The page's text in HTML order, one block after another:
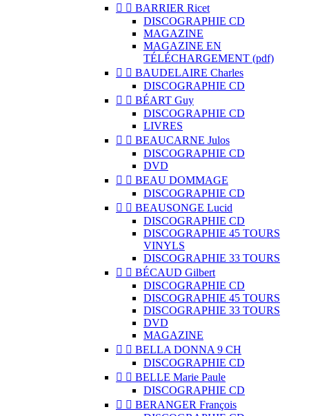
  BARRIER Ricet
DISCOGRAPHIE CD
MAGAZINE
MAGAZINE EN
TÉLÉCHARGEMENT (pdf)
  BAUDELAIRE Charles
DISCOGRAPHIE CD
  BÉART Guy
DISCOGRAPHIE CD
LIVRES
  BEAUCARNE Julos
DISCOGRAPHIE CD
DVD
  BEAU DOMMAGE
DISCOGRAPHIE CD
  BEAUSONGE Lucid
DISCOGRAPHIE CD
DISCOGRAPHIE 45 TOURS
VINYLS
DISCOGRAPHIE 33 TOURS
  BÉCAUD Gilbert
DISCOGRAPHIE CD
DISCOGRAPHIE 45 TOURS
DISCOGRAPHIE 33 TOURS
DVD
MAGAZINE
  BELLA DONNA 9 CH
DISCOGRAPHIE CD
  BELLE Marie Paule
DISCOGRAPHIE CD
  BERANGER François